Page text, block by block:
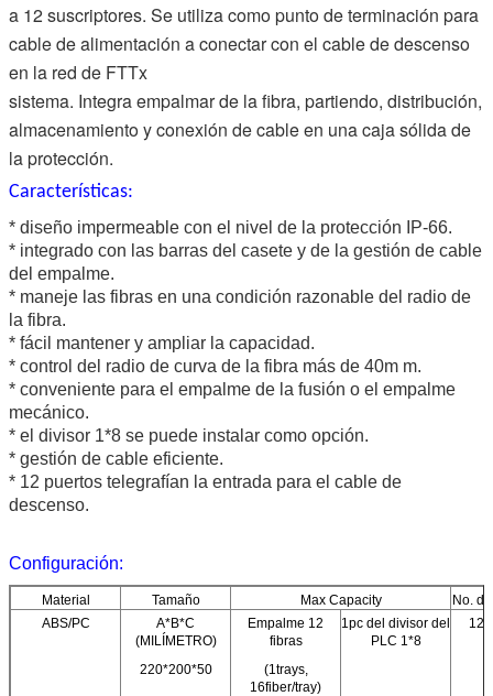
a 12 suscriptores. Se utiliza como punto de terminación para
cable de alimentación a conectar con el cable de descenso
en la red de FTTx
sistema. Integra empalmar de la fibra, partiendo, distribución,
almacenamiento y conexión de cable en una caja sólida de
la protección.
Características:
* diseño impermeable con el nivel de la protección IP-66.
* integrado con las barras del casete y de la gestión de cable
del empalme.
* maneje las fibras en una condición razonable del radio de
la fibra.
* fácil mantener y ampliar la capacidad.
* control del radio de curva de la fibra más de 40m m.
* conveniente para el empalme de la fusión o el empalme
mecánico.
* el divisor 1*8 se puede instalar como opción.
* gestión de cable eficiente.
* 12 puertos telegrafían la entrada para el cable de
descenso.
Configuración:
Material Tamaño Max Capacity
No.
ABS/PC
A*B*C
(MILÍMETRO)
220*200*50
Empalme 12
fibras
(1trays,
16fiber/tray)
1pc del divisor del
PLC 1*8